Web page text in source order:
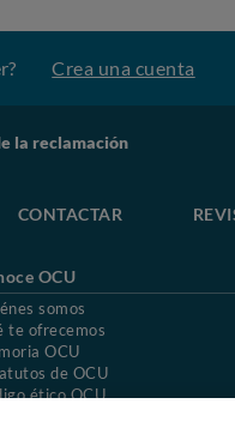
Crea una cuenta
la reclamación
CONTACTAR
OCU
somos
te ofrecemos
OCU
de OCU
ético OCU